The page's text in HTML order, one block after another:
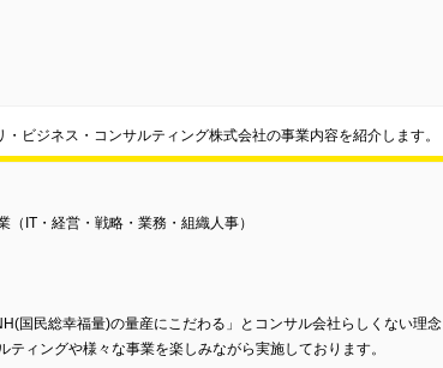
・ビジネス・コンサルティング株式会社の事業内容を紹介します。
IT・経営・戦略・業務・組織人事）
国民総幸福量)の量産にこだわる」とコンサル会社らしくない理念
ティングや様々な事業を楽しみながら実施しております。